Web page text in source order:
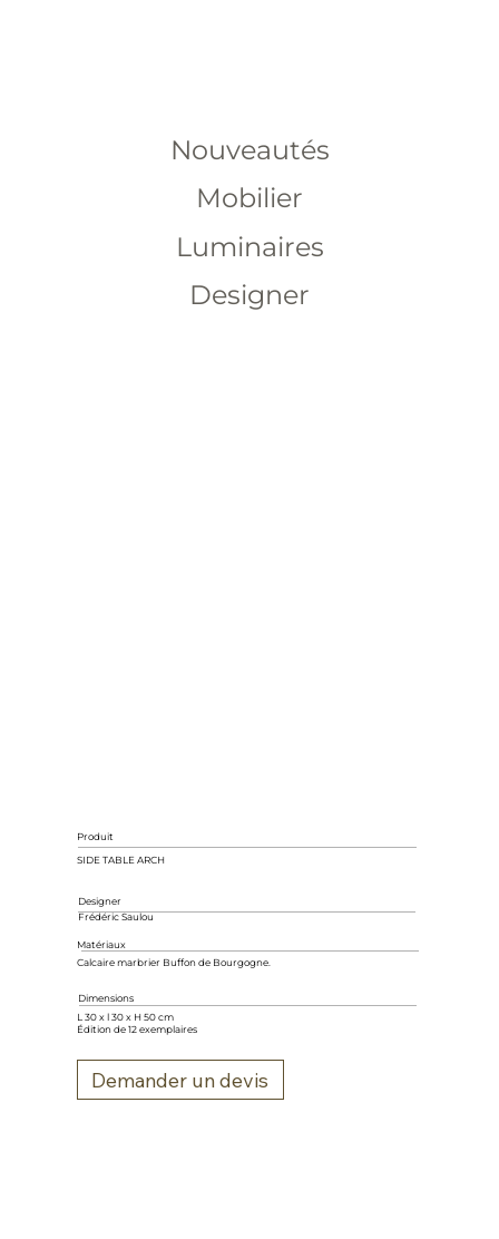
Nouveautés
Mobilier
Luminaires
Designer
Produit
SIDE TABLE ARCH
Designer
Frédéric Saulou
Matériaux
Calcaire marbrier Buffon de Bourgogne.
Dimensions
L 30 x l 30 x H 50 cm
Édition de 12 exemplaires
Demander un devis